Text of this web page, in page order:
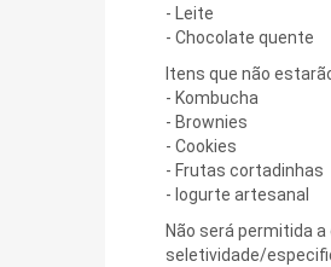
- Leite
- Chocolate quente
Itens que não
- Kombucha
- Brownies
- Cookies
- Frutas cortadinhas
- Iogurte artesanal
Não será permitida
seletividade/